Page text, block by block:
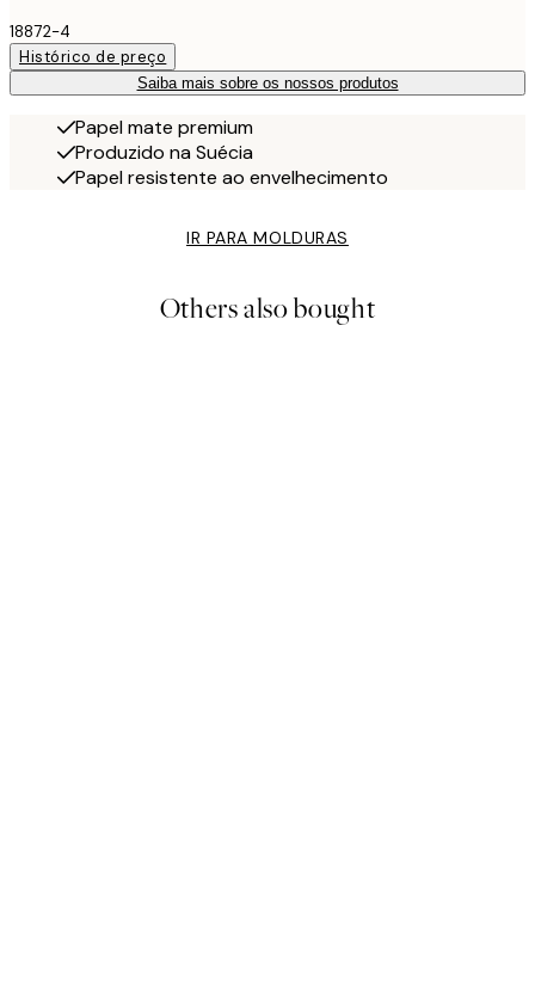
18872-4
Histórico de preço
Saiba mais sobre os nossos produtos
Papel mate premium
Produzido na Suécia
Papel resistente ao envelhecimento
IR PARA MOLDURAS
Others also bought